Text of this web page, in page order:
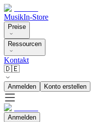
MusikIn-Store
Preise
Ressourcen
Kontakt
🇩🇪
Anmelden Konto erstellen
Anmelden